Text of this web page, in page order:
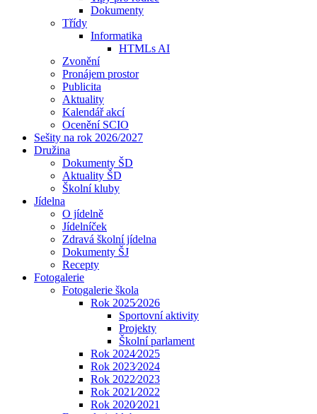
Dokumenty
Třídy
Informatika
HTMLs AI
Zvonění
Pronájem prostor
Publicita
Aktuality
Kalendář akcí
Ocenění SCIO
Sešity na rok 2026/2027
Družina
Dokumenty ŠD
Aktuality ŠD
Školní kluby
Jídelna
O jídelně
Jídelníček
Zdravá školní jídelna
Dokumenty ŠJ
Recepty
Fotogalerie
Fotogalerie škola
Rok 2025⁄2026
Sportovní aktivity
Projekty
Školní parlament
Rok 2024⁄2025
Rok 2023⁄2024
Rok 2022⁄2023
Rok 2021⁄2022
Rok 2020⁄2021